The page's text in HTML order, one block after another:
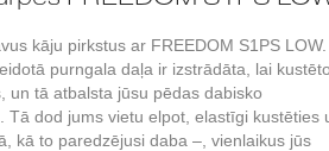
kāju pirkstus ar FREEDOM S1PS LOW.
purngala daļa ir izstrādāta, lai
un tā atbalsta jūsu pēdas dabisko
Tā dod jums vietu elpot, elastīgi kustēties
kā to paredzējusi daba –, vienlaikus jūs